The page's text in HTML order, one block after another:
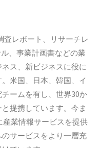
査レポート、リサーチレ
、事業計画書などの業
ス、新ビジネスに役に
米国、日本、韓国、イ
ームを有し、世界30か
提携しています。今ま
産業情報サービスを提供
サービスをより一層充